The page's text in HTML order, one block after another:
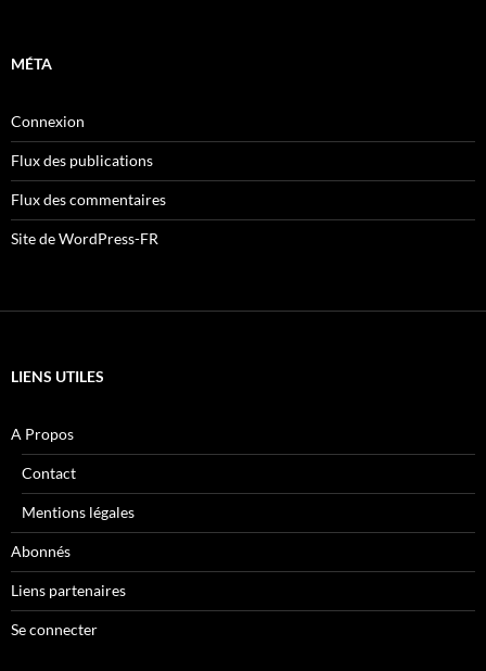
MÉTA
Connexion
Flux des publications
Flux des commentaires
Site de WordPress-FR
LIENS UTILES
A Propos
Contact
Mentions légales
Abonnés
Liens partenaires
Se connecter